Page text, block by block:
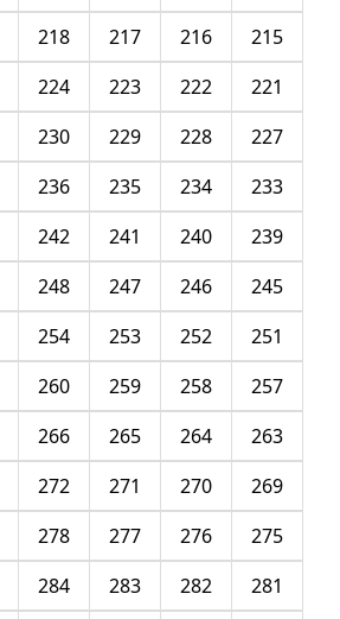
215
216
217
218
221
222
223
224
227
228
229
230
233
234
235
236
239
240
241
242
245
246
247
248
251
252
253
254
257
258
259
260
263
264
265
266
269
270
271
272
275
276
277
278
281
282
283
284